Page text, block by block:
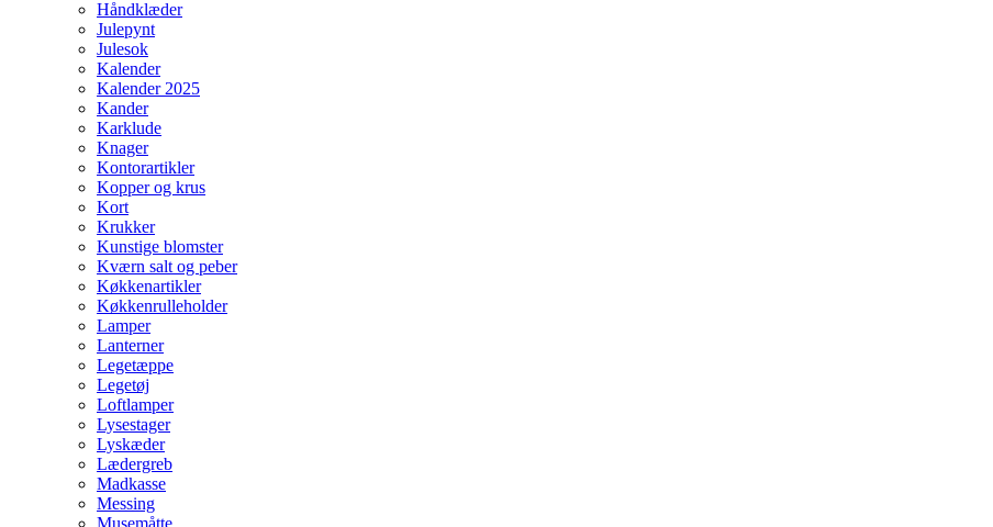
Håndklæder
Julepynt
Julesok
Kalender
Kalender 2025
Kander
Karklude
Knager
Kontorartikler
Kopper og krus
Kort
Krukker
Kunstige blomster
Kværn salt og peber
Køkkenartikler
Køkkenrulleholder
Lamper
Lanterner
Legetæppe
Legetøj
Loftlamper
Lysestager
Lyskæder
Lædergreb
Madkasse
Messing
Musemåtte